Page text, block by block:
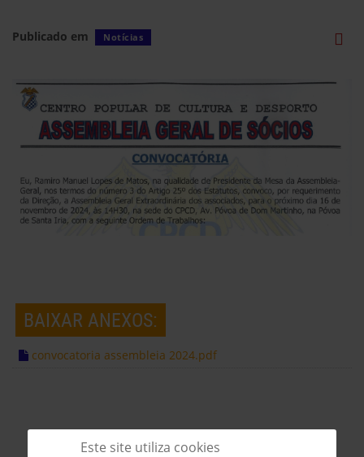
Publicado em Notícias
BAIXAR ANEXOS:
convocatoria assembleia 2024.pdf
Este site utiliza cookies